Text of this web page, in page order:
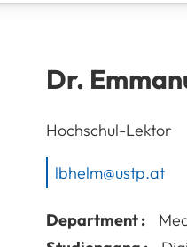
Dr.
Hochschul-Lektor
lbhelm@ustp.at
Department :